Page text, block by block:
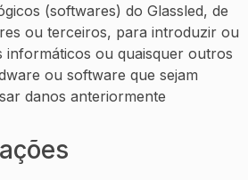
(softwares) do Glassled, de
ou terceiros, para introduzir ou
informáticos ou quaisquer outros
ou software que sejam
danos anteriormente